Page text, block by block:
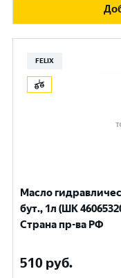
FELIX
Масло
бут., 1л (ШК
Страна пр-ва РФ
510 руб.